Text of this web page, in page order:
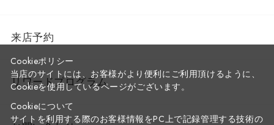
来店予約
リワードプログラム
Cookieポリシー
当店のサイトには、お客様がより便利にご利用頂けるように、
Cookieを使用しているページがございます。
Cookieについて
サイトを利用する際のお客様情報をPC上で記録管理する技術の